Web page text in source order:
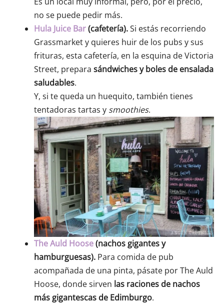
no se puede pedir más.
Hula Juice Bar(cafetería).Si estás recorriendo
Grassmarket y quieres huir de los pubs y sus
frituras, esta cafetería, en la esquina de Victoria
Street, prepara sándwiches y boles de ensalada
saludables.
Y, si te queda un huequito, también tienes
tentadoras tartas y smoothies.
The Auld Hoose(nachos gigantes y
hamburguesas). Para comida de pub
acompañada de una pinta, pásate por The Auld
Hoose, donde sirven las raciones de nachos
más gigantescas de Edimburgo.